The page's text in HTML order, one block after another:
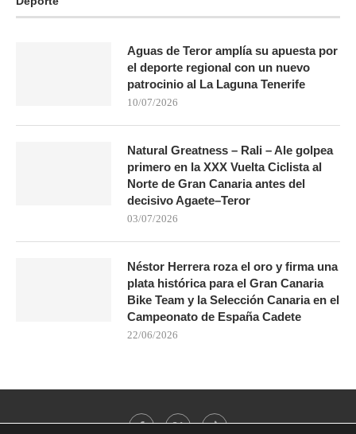
Aguas de Teror amplía su apuesta por
el deporte regional con un nuevo
patrocinio al La Laguna Tenerife
10/07/2026
Natural Greatness – Rali – Ale golpea
primero en la XXX Vuelta Ciclista al
Norte de Gran Canaria antes del
decisivo Agaete–Teror
03/07/2026
Néstor Herrera roza el oro y firma una
plata histórica para el Gran Canaria
Bike Team y la Selección Canaria en el
Campeonato de España Cadete
22/06/2026